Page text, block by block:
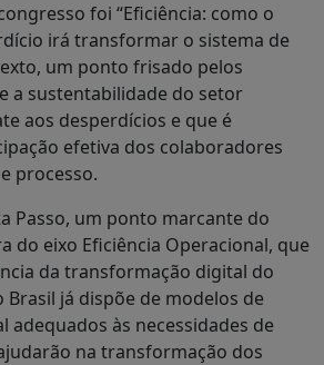
foi “Eficiência: como o
irá transformar o sistema de
um ponto frisado pelos
a sustentabilidade do setor
aos desperdícios e que é
efetiva dos colaboradores
processo.
Passo, um ponto marcante do
do eixo Eficiência Operacional, que
da transformação digital do
Brasil já dispõe de modelos de
adequados às necessidades de
na transformação dos